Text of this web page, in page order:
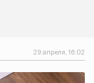
29 апреля, 16:02